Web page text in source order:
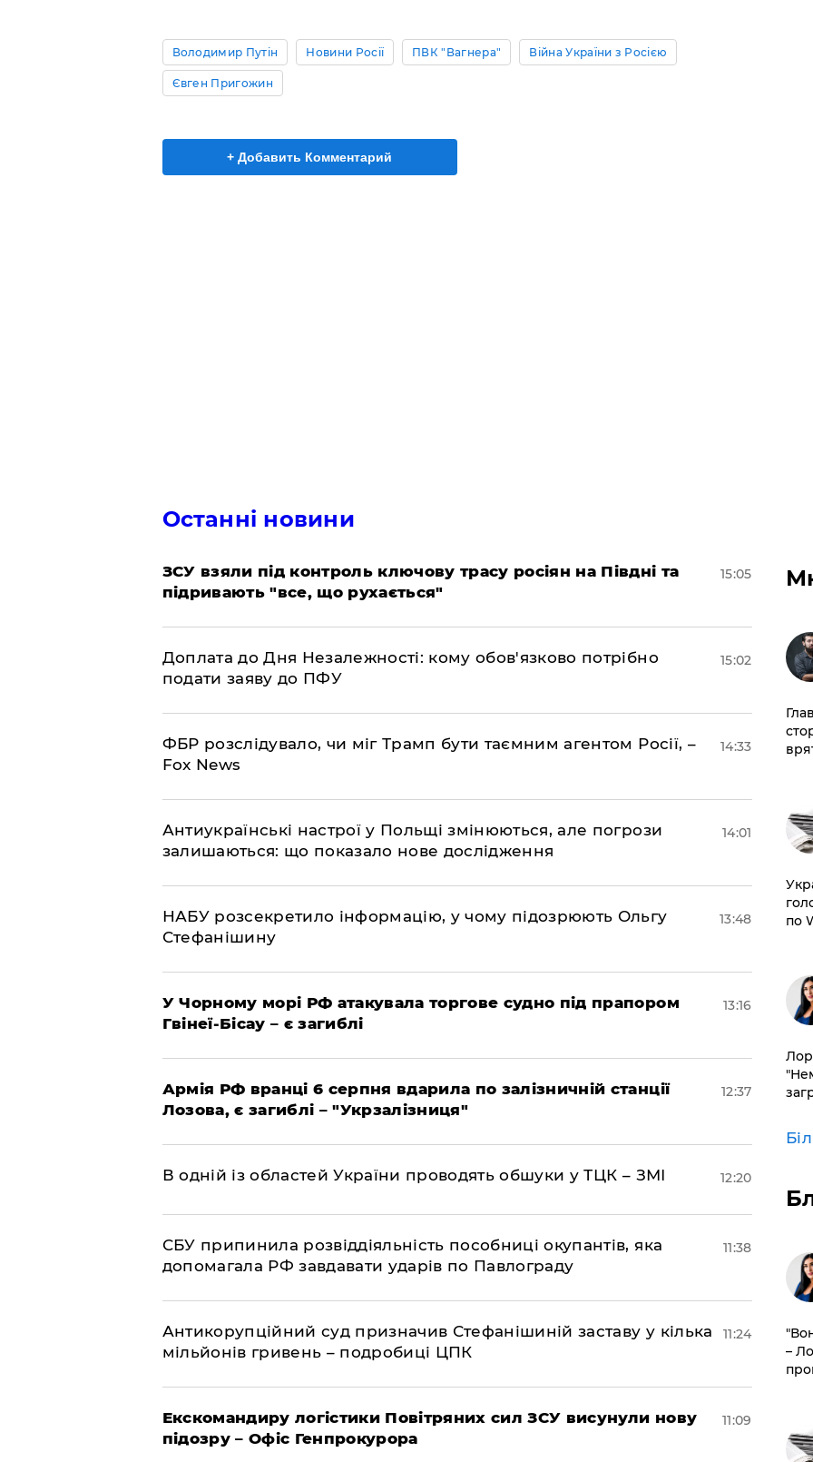
Володимир Путін Новини Росії ПВК "Вагнера" Війна України з Росією
Євген Пригожин
+ Добавить Комментарий
Останні новини
ЗСУ взяли під контроль ключову трасу росіян на Півдні та
підривають "все, що рухається"
15:05
Доплата до Дня Незалежності: кому обов'язково потрібно
подати заяву до ПФУ
15:02
ФБР розслідувало, чи міг Трамп бути таємним агентом Росії, –
Fox News
14:33
Антиукраїнські настрої у Польщі змінюються, але погрози
залишаються: що показало нове дослідження
14:01
НАБУ розсекретило інформацію, у чому підозрюють Ольгу
Стефанішину
13:48
У Чорному морі РФ атакувала торгове судно під прапором
Гвінеї-Бісау – є загиблі
13:16
Армія РФ вранці 6 серпня вдарила по залізничній станції
Лозова, є загиблі – "Укрзалізниця"
12:37
В одній із областей України проводять обшуки у ТЦК – ЗМІ 12:20
СБУ припинила розвіддіяльність пособниці окупантів, яка
допомагала РФ завдавати ударів по Павлограду
11:38
Антикорупційний суд призначив Стефанішиній заставу у кілька
мільйонів гривень – подробиці ЦПК
11:24
Екскомандиру логістики Повітряних сил ЗСУ висунули нову
підозру – Офіс Генпрокурора
11:09
по
–